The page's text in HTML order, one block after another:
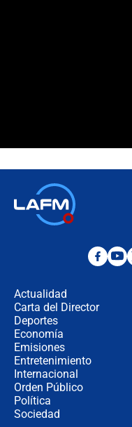
Actualidad
Carta del Director
Deportes
Economía
Emisiones
Entretenimiento
Internacional
Orden Público
Política
Sociedad